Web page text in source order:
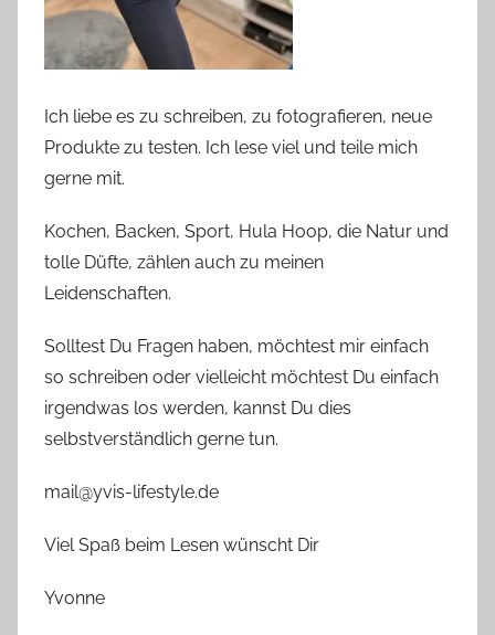
Ich liebe es zu schreiben, zu fotografieren, neue
Produkte zu testen. Ich lese viel und teile mich
gerne mit.
Kochen, Backen, Sport, Hula Hoop, die Natur und
tolle Düfte, zählen auch zu meinen
Leidenschaften.
Solltest Du Fragen haben, möchtest mir einfach
so schreiben oder vielleicht möchtest Du einfach
irgendwas los werden, kannst Du dies
selbstverständlich gerne tun.
mail@yvis-lifestyle.de
Viel Spaß beim Lesen wünscht Dir
Yvonne